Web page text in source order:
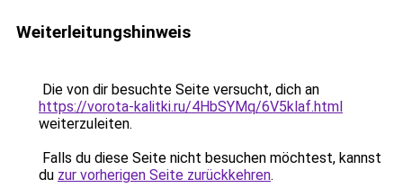
Weiterleitungshinweis
Die von dir besuchte Seite versucht, dich an
https://vorota-kalitki.ru/4HbSYMq/6V5klaf.html
weiterzuleiten.
Falls du diese Seite nicht besuchen möchtest, kannst
du zur vorherigen Seite zurückkehren.